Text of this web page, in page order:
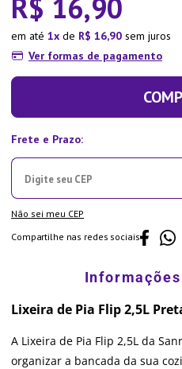
R$ 16,90
em até 1 de R$ 16,90 sem juros
Ver formas de pagamento
Não sei meu CEP
Compartilhe nas redes sociais
Lixeira de Pia Flip 2,5L
A Lixeira de Pia Flip 2,5L da
organizar a bancada da sua